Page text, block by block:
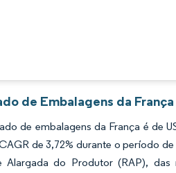
de Embalagens da
de embalagens da França é de
de 3,72% durante o período
Alargada do Produtor (RAP),